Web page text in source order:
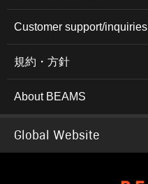
Customer support/inquiries
規約・方針
About BEAMS
Global Website